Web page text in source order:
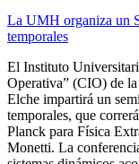
La UMH organiza un
temporales
El Instituto
Operativa” (CIO) de
Elche impartirá un
temporales, que
Planck para Física
Monetti. La